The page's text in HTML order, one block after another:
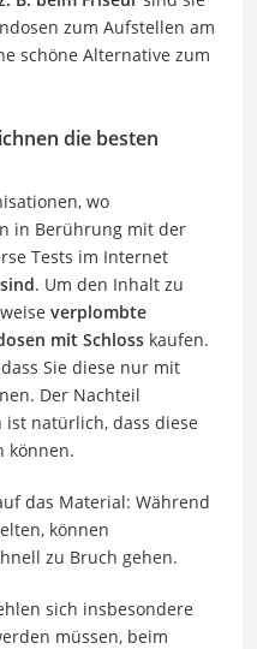
zum Aufstellen am
schöne Alternative zum
die besten
wo
in Berührung mit der
Tests im Internet
. Um den Inhalt zu
verplombte
mit Schloss kaufen.
Sie diese nur mit
Der Nachteil
ist natürlich, dass diese
können.
das Material: Während
können
zu Bruch gehen.
sich insbesondere
müssen, beim